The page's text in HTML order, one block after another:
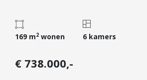
Huren
Verhuren
Verzekeren
169 m2 wonen 6 kamers
€ 738.000,-